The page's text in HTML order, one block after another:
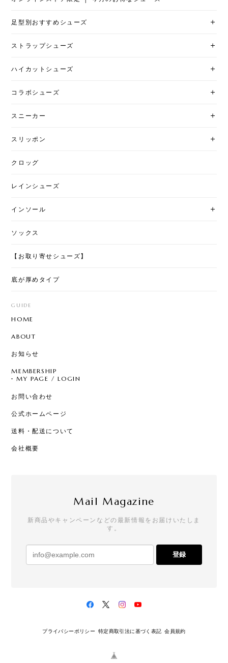
足型別おすすめシューズ
ストラップシューズ
ハイカットシューズ
コラボシューズ
スニーカー
スリッポン
クロッグ
レインシューズ
インソール
ソックス
【お取り寄せシューズ】
底が厚めタイプ
GUIDE
HOME
ABOUT
お知らせ
MEMBERSHIP
MY PAGE / LOGIN
お問い合わせ
公式ホームページ
送料・配送について
会社概要
Mail Magazine
新商品やキャンペーンなどの最新情報をお届けいたしま
す。
登録
プライバシーポリシー 特定商取引法に基づく表記 会員規約